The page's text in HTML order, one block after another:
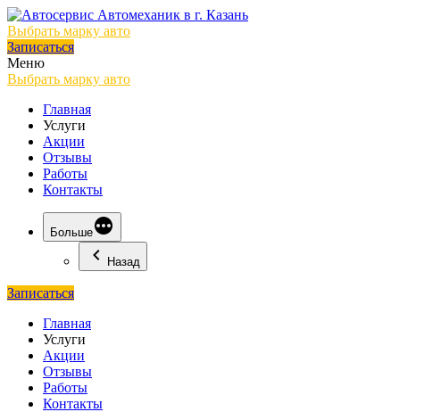
Выбрать марку авто
Записаться
Меню
Выбрать марку авто
Главная
Услуги
Акции
Отзывы
Работы
Контакты
Больше
Назад
Записаться
Главная
Услуги
Акции
Отзывы
Работы
Контакты